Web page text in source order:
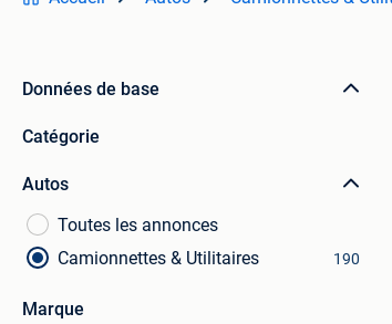
Données de base
Catégorie
Autos
Toutes les annonces
Camionnettes & Utilitaires
190
Marque